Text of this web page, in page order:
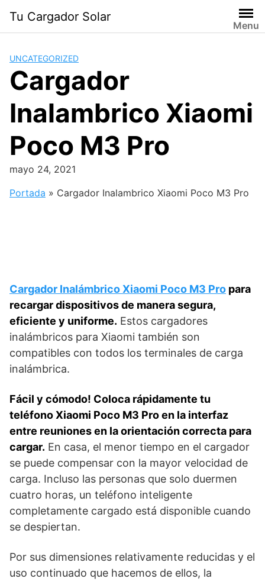
contenido
Tu Cargador Solar
Menu
UNCATEGORIZED
Cargador
Inalambrico Xiaomi
Poco M3 Pro
mayo 24, 2021
Portada » Cargador Inalambrico Xiaomi Poco M3 Pro
Cargador Inalámbrico Xiaomi Poco M3 Pro para
recargar dispositivos de manera segura,
eficiente y uniforme. Estos cargadores
inalámbricos para Xiaomi también son
compatibles con todos los terminales de carga
inalámbrica.
Fácil y cómodo! Coloca rápidamente tu
teléfono Xiaomi Poco M3 Pro en la interfaz
entre reuniones en la orientación correcta para
cargar. En casa, el menor tiempo en el cargador
se puede compensar con la mayor velocidad de
carga. Incluso las personas que solo duermen
cuatro horas, un teléfono inteligente
completamente cargado está disponible cuando
se despiertan.
Por sus dimensiones relativamente reducidas y el
uso continuado que hacemos de ellos, la